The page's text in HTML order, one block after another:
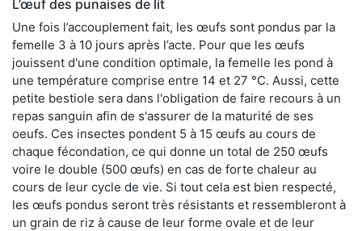
L’œuf des punaises de lit
Une fois l’accouplement fait, les œufs sont pondus par la
femelle 3 à 10 jours après l’acte. Pour que les œufs
jouissent d'une condition optimale, la femelle les pond à
une température comprise entre 14 et 27 °C. Aussi, cette
petite bestiole sera dans l'obligation de faire recours à un
repas sanguin afin de s'assurer de la maturité de ses
oeufs. Ces insectes pondent 5 à 15 œufs au cours de
chaque fécondation, ce qui donne un total de 250 œufs
voire le double (500 œufs) en cas de forte chaleur au
cours de leur cycle de vie. Si tout cela est bien respecté,
les œufs pondus seront très résistants et ressembleront à
un grain de riz à cause de leur forme ovale et de leur